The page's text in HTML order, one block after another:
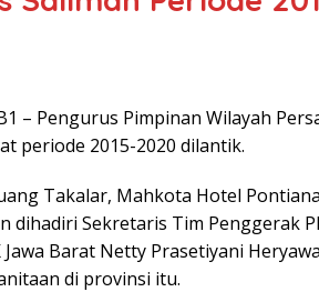
– Pengurus Pimpinan Wilayah
periode 2015-2020 dilantik.
Takalar, Mahkota Hotel
dihadiri Sekretaris Tim Penggerak
Jawa Barat Netty Prasetiyani
di provinsi itu.